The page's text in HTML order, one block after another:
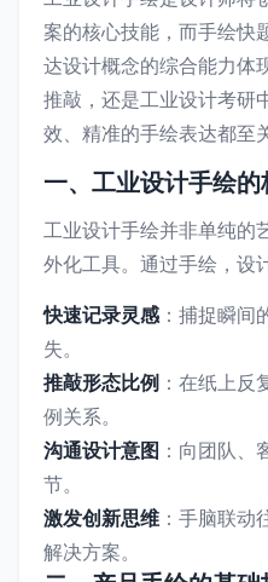
案的核心技能，而手绘快
达设计概念的综合能力体
推敲，还是工业设计考研
效、精准的手绘表达都至
一、工业设计手绘
工业设计手绘并非单纯的
外化工具。通过手绘，设
快速记录灵感：捕捉瞬间
失。
推敲形态比例 ：在纸上反
例关系。
沟通设计意图 ：向团队、
节。
激发创新思维 ：手脑联动
解决方案。